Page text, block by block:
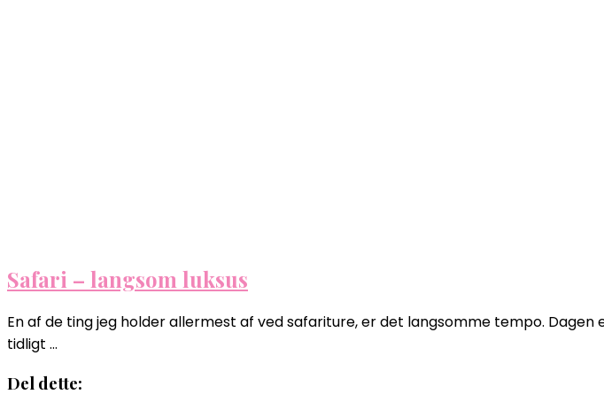
Safari – langsom luksus
En af de ting jeg holder allermest af ved safariture, er det langsomme tempo.
tidligt …
Del dette: